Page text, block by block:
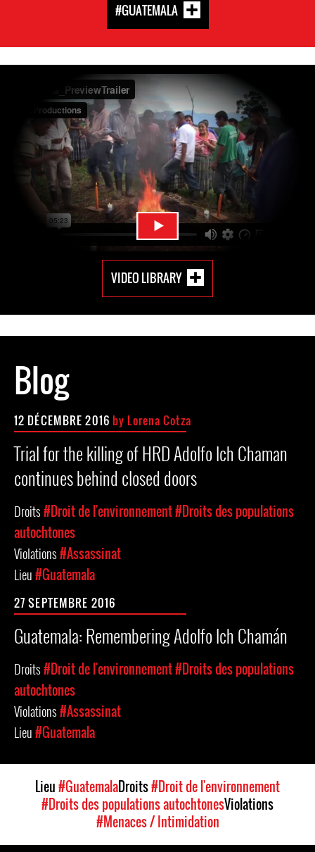
#GUATEMALA
VIDEO LIBRARY
Blog
12 DÉCEMBRE 2016 by Lorena Cotza
Trial for the killing of HRD Adolfo Ich Chaman
continues behind closed doors
Droits#Droit de l'environnement#Droits des populations
autochtones
Violations#Assassinat
Lieu#Guatemala
27 SEPTEMBRE 2016
Guatemala: Remembering Adolfo Ich Chamán
Droits#Droit de l'environnement#Droits des populations
autochtones
Violations#Assassinat
Lieu#Guatemala
Lieu#GuatemalaDroits#Droit de l'environnement
#Droits des populations autochtonesViolations
#Menaces / Intimidation